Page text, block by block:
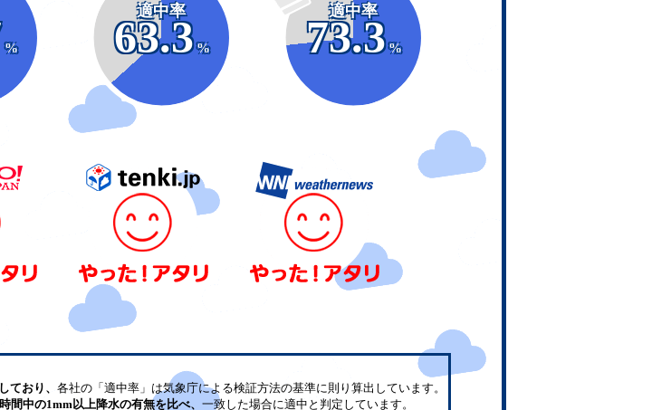
%
適中率
63.3
%
適中率
73.3
%
ており、 各社の「適中率」は気象庁による検証方法の基準に則り算出しています。
間中の1mm以上降水の有無を比べ、 一致した場合に適中と判定しています。